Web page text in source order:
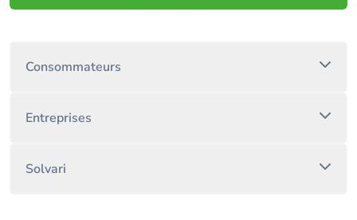
Consommateurs
Entreprises
Solvari